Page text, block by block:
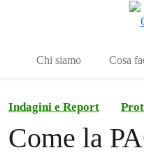
Chi siamo Cosa
Indagini e Report
Come la